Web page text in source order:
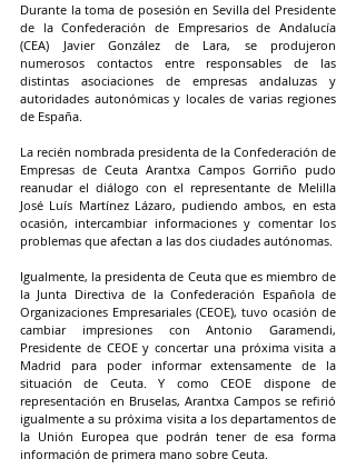
Durante la toma de posesión en Sevilla del Presidente
de la Confederación de Empresarios de Andalucía
(CEA) Javier González de Lara, se produjeron
numerosos contactos entre responsables de las
distintas asociaciones de empresas andaluzas y
autoridades autonómicas y locales de varias regiones
de España.
La recién nombrada presidenta de la Confederación de
Empresas de Ceuta Arantxa Campos Gorriño pudo
reanudar el diálogo con el representante de Melilla
José Luís Martínez Lázaro, pudiendo ambos, en esta
ocasión, intercambiar informaciones y comentar los
problemas que afectan a las dos ciudades autónomas.
Igualmente, la presidenta de Ceuta que es miembro de
la Junta Directiva de la Confederación Española de
Organizaciones Empresariales (CEOE), tuvo ocasión de
cambiar impresiones con Antonio Garamendi,
Presidente de CEOE y concertar una próxima visita a
Madrid para poder informar extensamente de la
situación de Ceuta. Y como CEOE dispone de
representación en Bruselas, Arantxa Campos se refirió
igualmente a su próxima visita a los departamentos de
la Unión Europea que podrán tener de esa forma
información de primera mano sobre Ceuta.